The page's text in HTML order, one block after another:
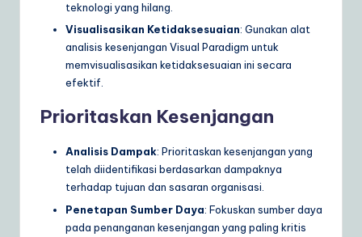
teknologi yang hilang.
Visualisasikan Ketidaksesuaian: Gunakan alat
analisis kesenjangan Visual Paradigm untuk
memvisualisasikan ketidaksesuaian ini secara
efektif.
Prioritaskan Kesenjangan
Analisis Dampak: Prioritaskan kesenjangan yang
telah diidentifikasi berdasarkan dampaknya
terhadap tujuan dan sasaran organisasi.
Penetapan Sumber Daya: Fokuskan sumber daya
pada penanganan kesenjangan yang paling kritis